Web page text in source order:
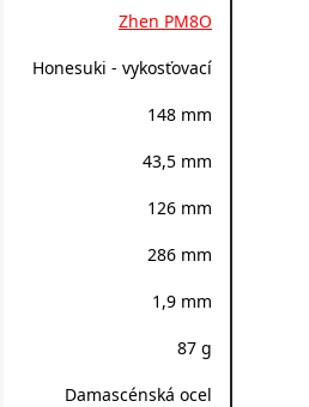
Zhen PM8O
Honesuki - vykosťovací
148 mm
43,5 mm
126 mm
286 mm
1,9 mm
87 g
Damascénská ocel